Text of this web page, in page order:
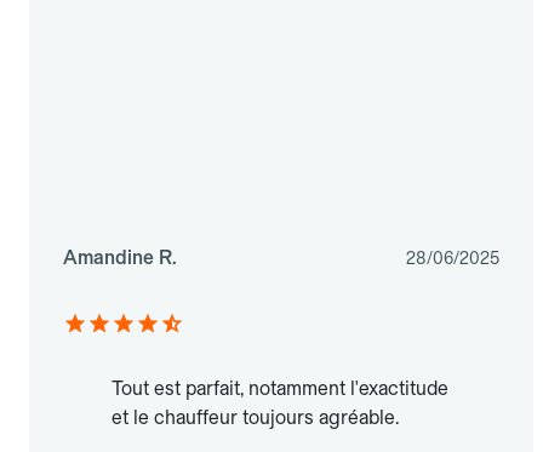
Amandine R. 28/06/2025
Tout est parfait, notamment l'exactitude
et le chauffeur toujours agréable.